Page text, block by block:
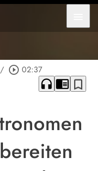
/ play_circle_outline 02:37
headphones chrome_reader_mode bookmark_border